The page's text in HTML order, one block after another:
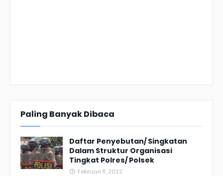
Paling Banyak Dibaca
Daftar Penyebutan/ Singkatan
Dalam Struktur Organisasi
Tingkat Polres/ Polsek
Februari 11, 2022